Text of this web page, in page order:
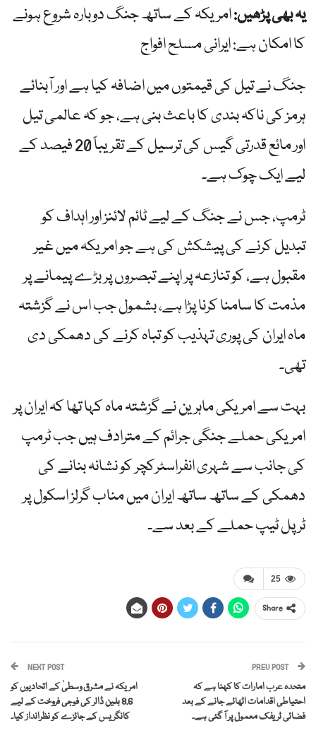
یہ بھی پڑھیں:امریکہ کے ساتھ جنگ ​​دوبارہ شروع ہونے
کا امکان ہے: ایرانی مسلح افواج
جنگ نے تیل کی قیمتوں میں اضافہ کیا ہے اور آبنائے
ہرمز کی ناکہ بندی کا باعث بنی ہے، جو کہ عالمی تیل
اور مائع قدرتی گیس کی ترسیل کے تقریباً 20 فیصد کے
لیے ایک چوک ہے۔
ٹرمپ، جس نے جنگ کے لیے ٹائم لائنز اور اہداف کو
تبدیل کرنے کی پیشکش کی ہے جو امریکہ میں غیر
مقبول ہے، کو تنازعہ پر اپنے تبصروں پر بڑے پیمانے پر
مذمت کا سامنا کرنا پڑا ہے، بشمول جب اس نے گزشتہ
ماہ ایران کی پوری تہذیب کو تباہ کرنے کی دھمکی دی
تھی۔
بہت سے امریکی ماہرین نے گزشتہ ماہ کہا تھا کہ ایران پر
امریکی حملے جنگی جرائم کے مترادف ہیں جب ٹرمپ
کی جانب سے شہری انفراسٹرکچر کو نشانہ بنانے کی
دھمکی کے ساتھ ساتھ ایران میں مناب گرلز اسکول پر
ٹرپل ٹیپ حملے کے بعد سے۔
25
Share
PREV POST
متحدہ عرب امارات کا کہنا ہے کہ
احتیاطی اقدامات اٹھائے جانے کے بعد
فضائی ٹریفک معمول پر آ گئی ہے۔
NEXT POST
امریکہ نے مشرق وسطیٰ کے اتحادیوں کو
8.6 بلین ڈالر کی فوجی فروخت کے لیے
کانگریس کے جائزے کو نظرانداز کیا۔